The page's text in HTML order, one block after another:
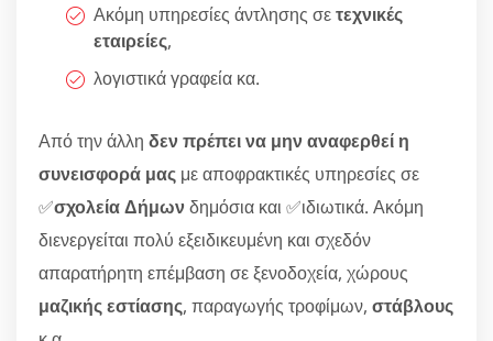
Ακόμη υπηρεσίες άντλησης σετεχνικές
εταιρείες,
λογιστικά γραφεία κα.
Από την άλλη δεν πρέπει να μην αναφερθεί η
συνεισφορά μας με αποφρακτικές υπηρεσίες σε
✅σχολεία Δήμωνδημόσια και ✅ιδιωτικά. Ακόμη
διενεργείται πολύ εξειδικευμένη και σχεδόν
απαρατήρητη επέμβαση σε ξενοδοχεία, χώρους
μαζικής εστίασης, παραγωγής τροφίμων, στάβλους